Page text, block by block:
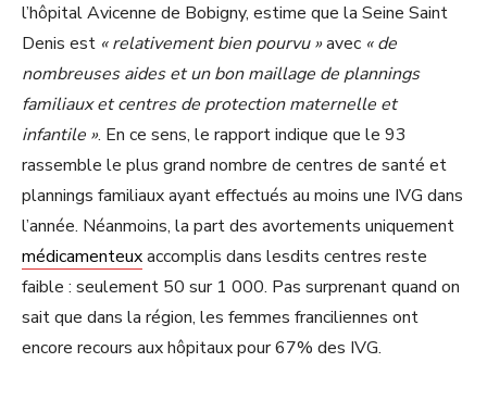
l’hôpital Avicenne de Bobigny, estime que la Seine Saint
Denis est « relativement bien pourvu »avec « de
nombreuses aides et un bon maillage de plannings
familiaux et centres de protection maternelle et
infantile ». En ce sens, le rapport indique que le 93
rassemble le plus grand nombre de centres de santé et
plannings familiaux ayant effectués au moins une IVG dans
l’année. Néanmoins, la part des avortements uniquement
médicamenteuxaccomplis dans lesdits centres reste
faible : seulement 50 sur 1 000. Pas surprenant quand on
sait que dans la région, les femmes franciliennes ont
encore recours aux hôpitaux pour 67% des IVG.